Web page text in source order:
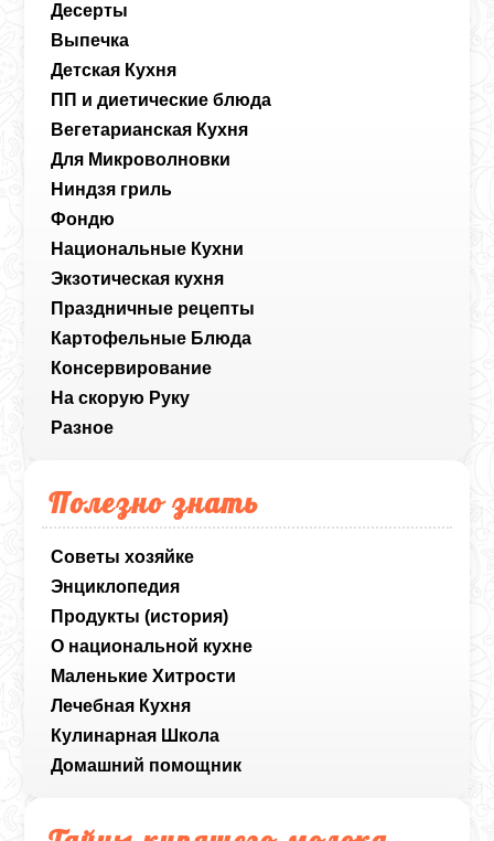
Десерты
Выпечка
Детская Кухня
ПП и диетические блюда
Вегетарианская Кухня
Для Микроволновки
Ниндзя гриль
Фондю
Национальные Кухни
Экзотическая кухня
Праздничные рецепты
Картофельные Блюда
Консервирование
На скорую Руку
Разное
Полезно знать
Советы хозяйке
Энциклопедия
Продукты (история)
О национальной кухне
Маленькие Хитрости
Лечебная Кухня
Кулинарная Школа
Домашний помощник